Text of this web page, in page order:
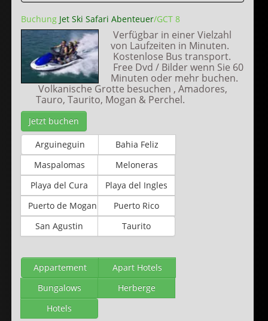
Buchung Jet Ski Safari Abenteuer/GCT 8
Verfügbar in einer Vielzahl
von Laufzeiten in Minuten.
Kostenlose Bus transport.
Free Dvd / Bilder wenn Sie 60
Minuten oder mehr buchen.
Volkanische Grotte besuchen , Amadores,
Tauro, Taurito, Mogan & Perchel.
Jetzt buchen
Arguineguin
Bahia Feliz
Maspalomas
Meloneras
Playa del Cura
Playa del Ingles
Puerto de Mogan
Puerto Rico
San Agustin
Taurito
Appartement
Apart Hotels
Bungalows
Herberge
Hotels